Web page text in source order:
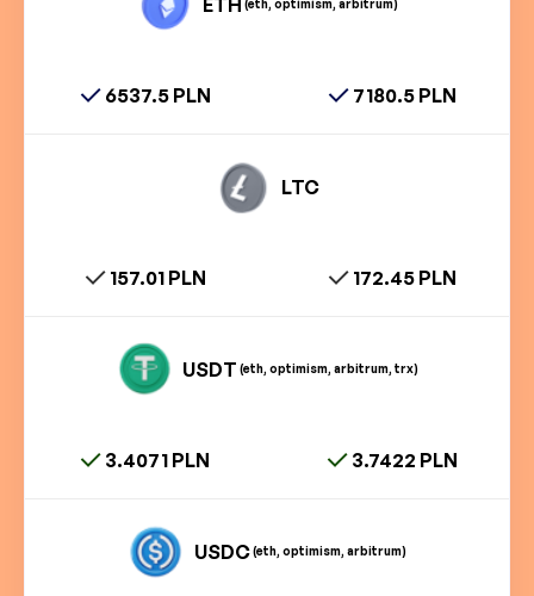
(eth, optimism, arbitrum)
6537.5 PLN 7180.5 PLN
LTC
157.01 PLN 172.45 PLN
USDT (eth, optimism, arbitrum, trx)
3.4071 PLN 3.7422 PLN
USDC(eth, optimism, arbitrum)